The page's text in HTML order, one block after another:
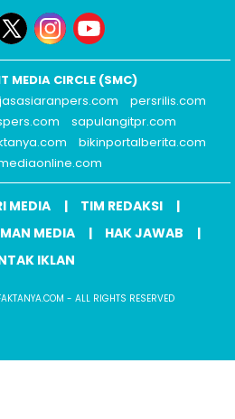
MEDIA CIRCLE (SMC)
jasasiaranpers.com
persrilis.com
sapulangitpr.com
bikinportalberita.com
MEDIA
TIM REDAKSI
MEDIA
HAK JAWAB
IKLAN
- ALL RIGHTS RESERVED